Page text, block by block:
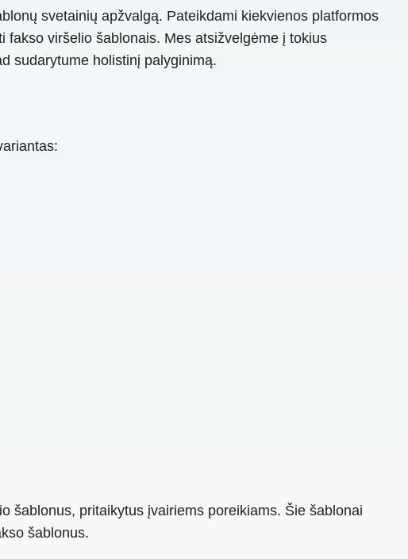
svetainių apžvalgą. Pateikdami kiekvienos platformos
viršelio šablonais. Mes atsižvelgėme į tokius
sudarytume holistinį palyginimą.
šablonus, pritaikytus įvairiems poreikiams. Šie šablonai
šablonus.